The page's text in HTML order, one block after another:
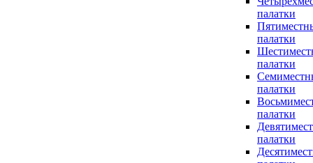
палатки
палатки
палатки
палатки
палатки
палатки